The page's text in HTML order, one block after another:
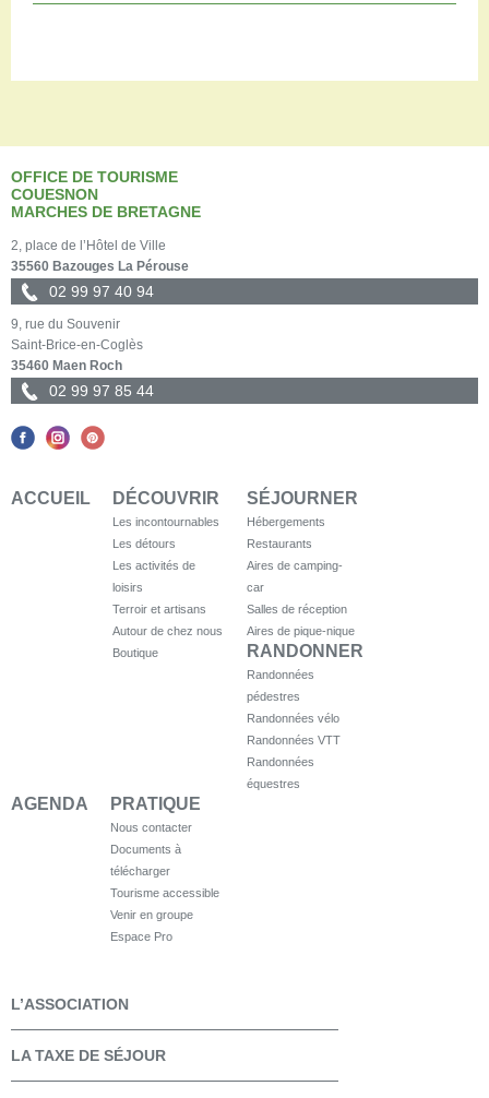
OFFICE DE TOURISME
COUESNON
MARCHES DE BRETAGNE
2, place de l’Hôtel de Ville
35560 Bazouges La Pérouse
02 99 97 40 94
9, rue du Souvenir
Saint-Brice-en-Coglès
35460 Maen Roch
02 99 97 85 44
ACCUEIL DÉCOUVRIR
Les incontournables
Les détours
Les activités de
loisirs
Terroir et artisans
Autour de chez nous
Boutique
SÉJOURNER
Hébergements
Restaurants
Aires de camping-
car
Salles de réception
Aires de pique-nique
RANDONNER
Randonnées
pédestres
Randonnées vélo
Randonnées VTT
Randonnées
équestres
AGENDA PRATIQUE
Nous contacter
Documents à
télécharger
Tourisme accessible
Venir en groupe
Espace Pro
L’ASSOCIATION
LA TAXE DE SÉJOUR